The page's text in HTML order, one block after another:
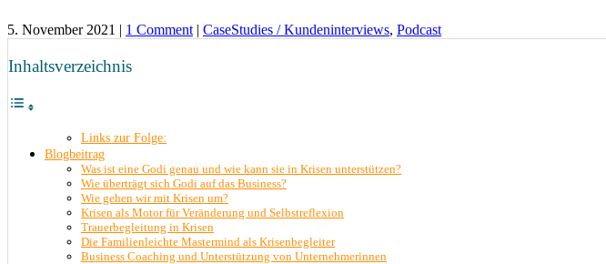
5. November 2021 | 1 Comment | CaseStudies / Kundeninterviews, Podcast
Inhaltsverzeichnis
Links zur Folge:
Blogbeitrag
Was ist eine Godi genau und wie kann sie in Krisen unterstützen?
Wie überträgt sich Godi auf das Business?
Wie gehen wir mit Krisen um?
Krisen als Motor für Veränderung und Selbstreflexion
Trauerbegleitung in Krisen
Die Familienleichte Mastermind als Krisenbegleiter
Business Coaching und Unterstützung von Unternehmerinnen